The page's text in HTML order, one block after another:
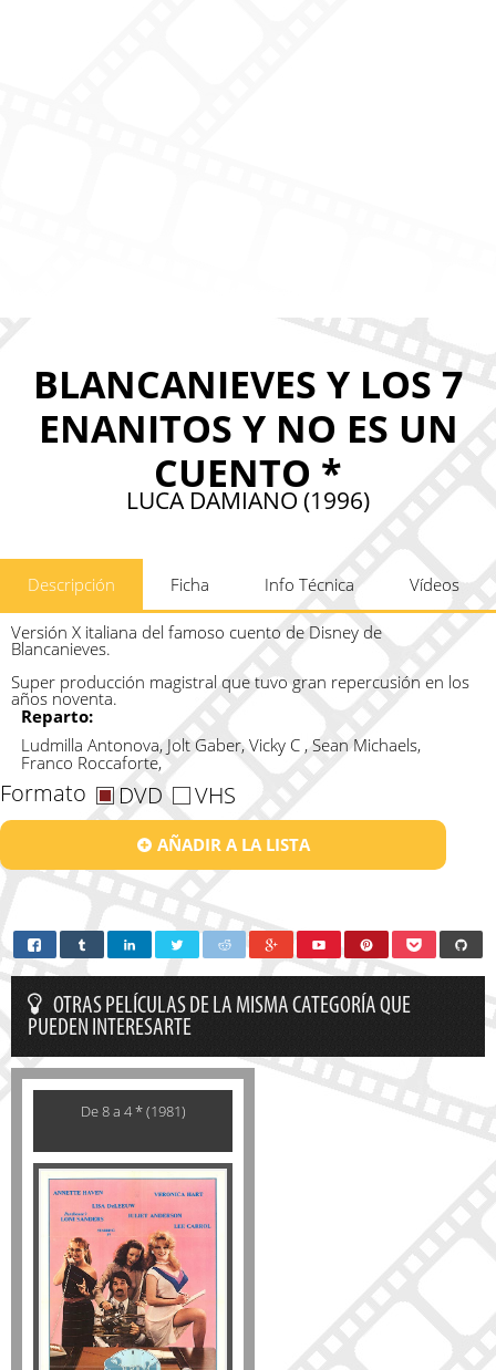
BLANCANIEVES Y LOS 7
ENANITOS Y NO ES UN
CUENTO *
LUCA DAMIANO (1996)
Descripción Ficha Info Técnica Vídeos
Versión X italiana del famoso cuento de Disney de
Blancanieves.
Super producción magistral que tuvo gran repercusión en los
años noventa.
Reparto:
Ludmilla Antonova, Jolt Gaber, Vicky C , Sean Michaels,
Franco Roccaforte,
Formato DVD VHS
AÑADIR A LA LISTA
OTRAS PELÍCULAS DE LA MISMA CATEGORÍA QUE
PUEDEN INTERESARTE
De 8 a 4 * (1981)